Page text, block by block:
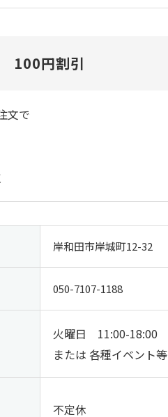
100円割引
文で
岸和田市岸城町12-32
050-7107-1188
火曜日 11:00-18:00
または 各種イベント等
不定休